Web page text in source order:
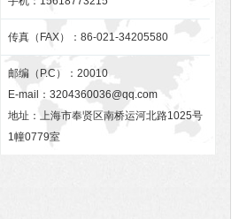
传真（FAX）：86-021-34205580
邮编（P.C）：20010
E-mail： 3204360036@qq.com
地址：上海市奉贤区南桥运河北路1025号
1幢0779室